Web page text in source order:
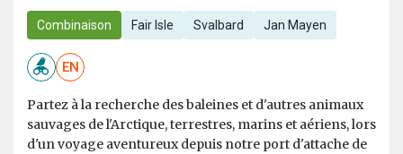
Combinaison Fair Isle Svalbard Jan Mayen
EN
Partez à la recherche des baleines et d'autres animaux
sauvages de l'Arctique, terrestres, marins et aériens, lors
d'un voyage aventureux depuis notre port d'attache de